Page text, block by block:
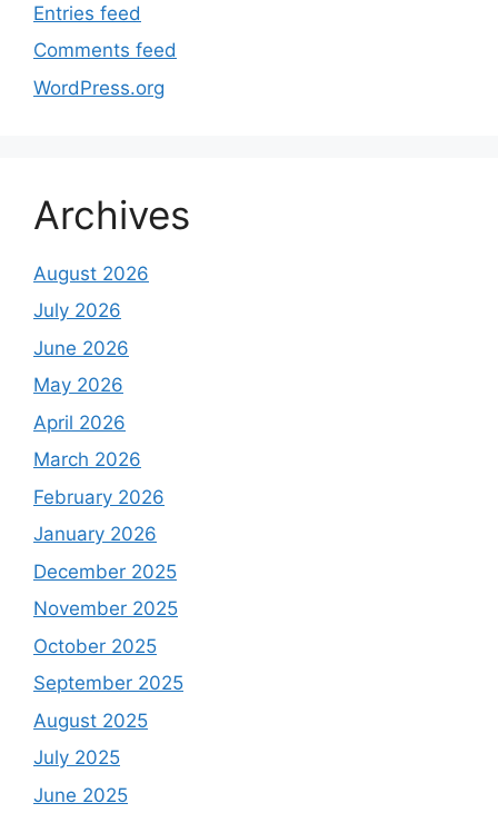
Entries feed
Comments feed
WordPress.org
Archives
August 2026
July 2026
June 2026
May 2026
April 2026
March 2026
February 2026
January 2026
December 2025
November 2025
October 2025
September 2025
August 2025
July 2025
June 2025